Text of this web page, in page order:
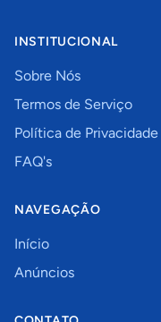
INSTITUCIONAL
Sobre Nós
Termos de Serviço
Política de Privacidade
FAQ's
NAVEGAÇÃO
Início
Anúncios